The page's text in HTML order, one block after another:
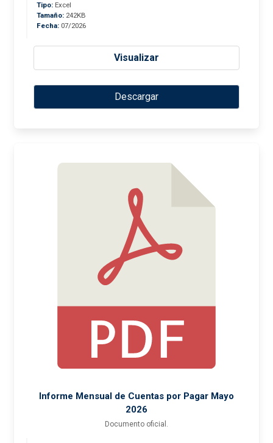
Tipo: Excel
Tamaño: 242KB
Fecha: 07/2026
Visualizar
Descargar
Informe Mensual de Cuentas por Pagar Mayo
2026
Documento oficial.